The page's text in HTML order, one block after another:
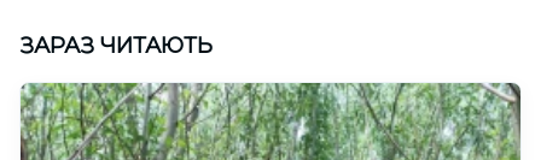
ЗАРАЗ ЧИТАЮТЬ